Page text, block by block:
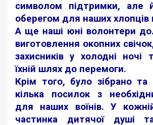
символом підтримки, але
оберегом для наших хлопців
А ще наші юні волонтери
виготовлення окопних
захисників у холодні ночі
їхній шлях до перемоги.
Крім того, було зібрано та
кілька посилок з
для наших воїнів. У
частинка дитячої душі